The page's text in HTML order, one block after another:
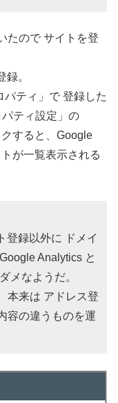
たので サイトを登
。
ティ」で 登録した
ティ設定」の
すると、Google
が一覧表示される
登録以外に ドメイ
Analytics と
メなようだ。
本来は アドレス登
容の違うものを運